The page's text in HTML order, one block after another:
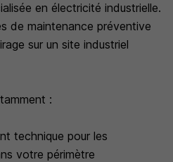
en électricité industrielle.
de maintenance préventive
sur un site industriel
:
technique pour les
votre périmètre